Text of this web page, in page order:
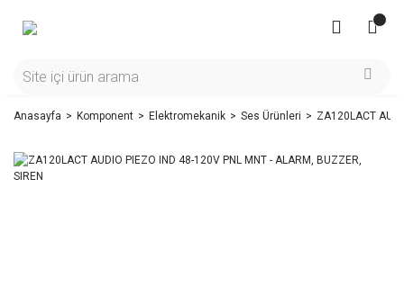
Anasayfa Komponent Elektromekanik Ses Ürünleri ZA120LACT